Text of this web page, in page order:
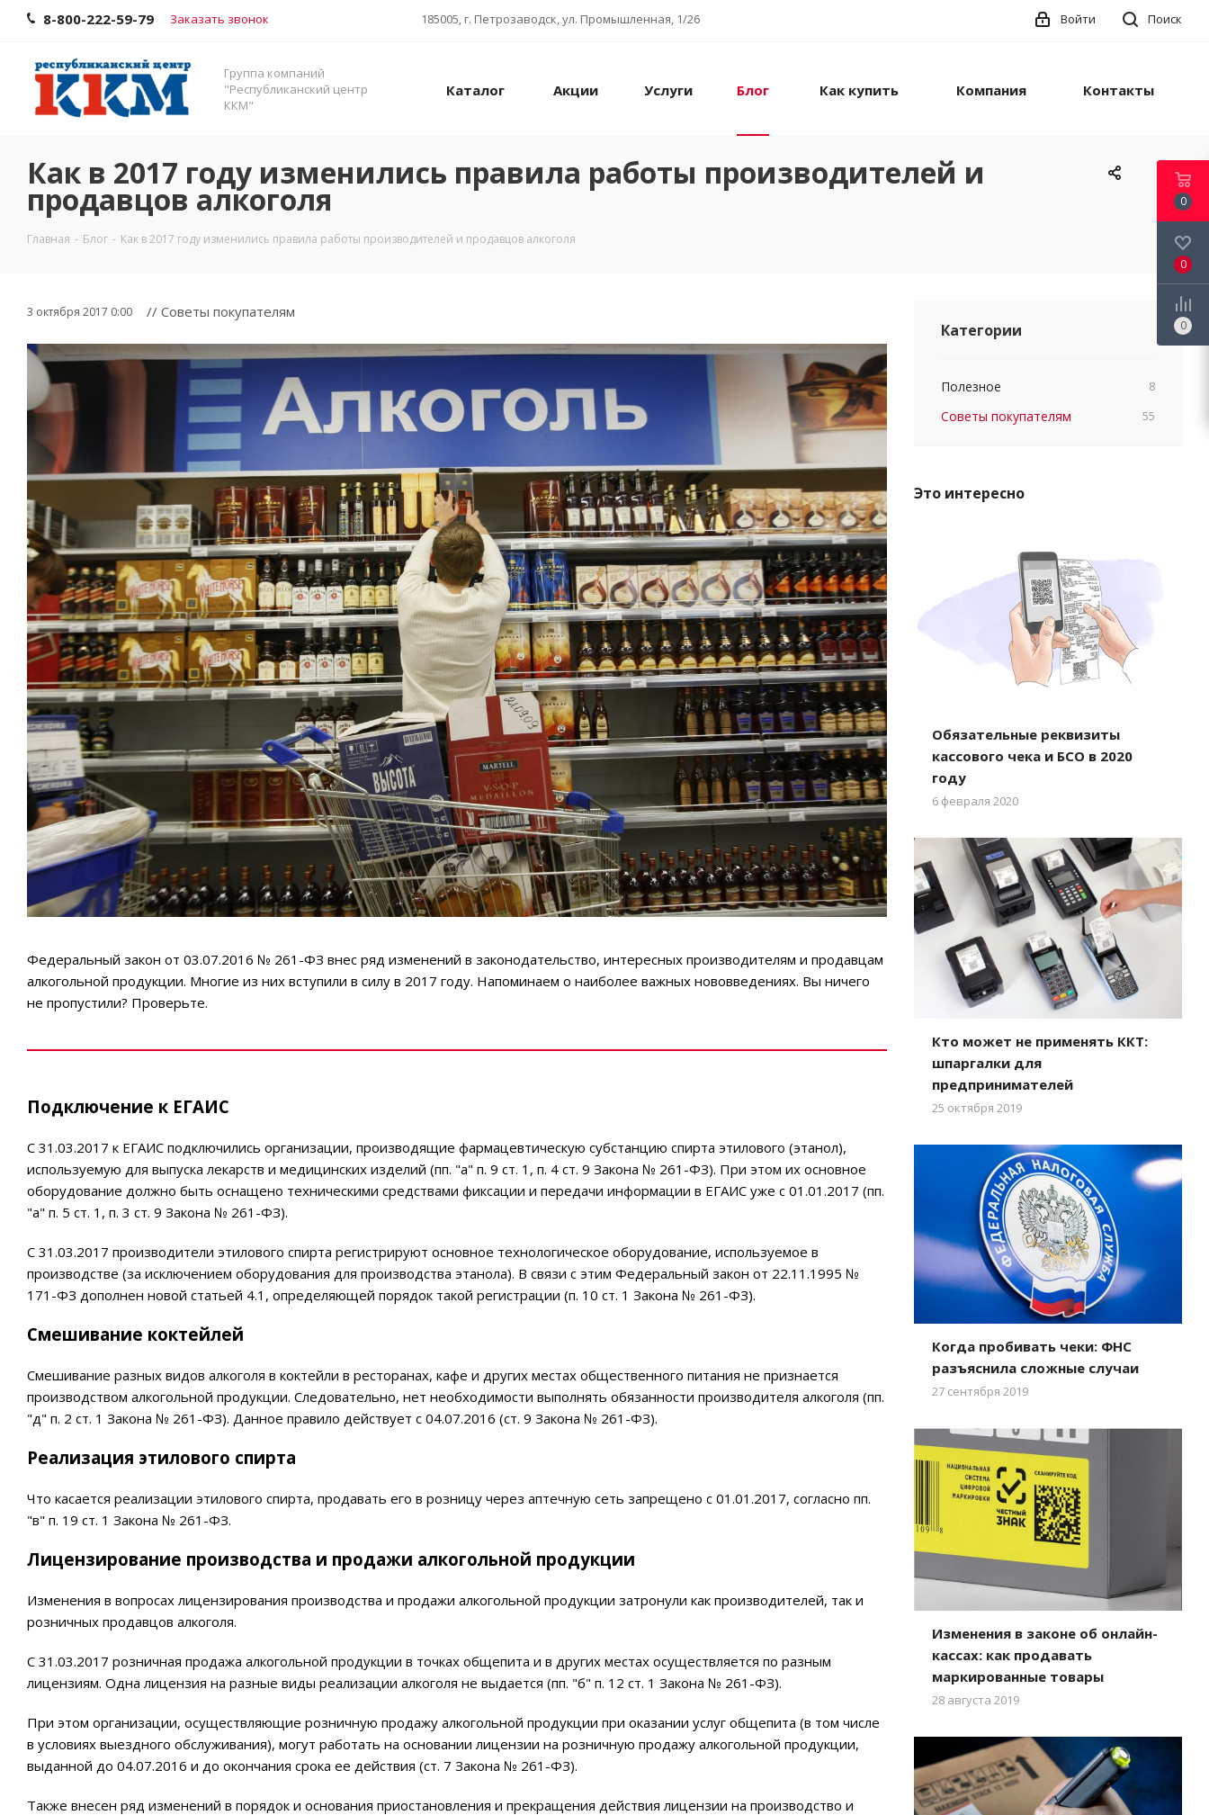
8-800-222-59-79 Заказать звонок 185005, г. Петрозаводск, ул. Промышленная, 1/26 Поиск
Войти
Группа компаний
"Республиканский центр
ККМ"
Каталог Акции Услуги Блог Как купить Компания Контакты
Как в 2017 году изменились правила работы производителей и
продавцов алкоголя
Главная - Блог - Как в 2017 году изменились правила работы производителей и продавцов алкоголя
3 октября 2017 0:00 // Советы покупателям
Федеральный закон от 03.07.2016 № 261-ФЗ внес ряд изменений в законодательство, интересных производителям и продавцам
алкогольной продукции. Многие из них вступили в силу в 2017 году. Напоминаем о наиболее важных нововведениях. Вы ничего
не пропустили? Проверьте.
Подключение к ЕГАИС
C 31.03.2017 к ЕГАИС подключились организации, производящие фармацевтическую субстанцию спирта этилового (этанол),
используемую для выпуска лекарств и медицинских изделий (пп. "а" п. 9 ст. 1, п. 4 ст. 9 Закона № 261-ФЗ). При этом их основное
оборудование должно быть оснащено техническими средствами фиксации и передачи информации в ЕГАИС уже с 01.01.2017 (пп.
"а" п. 5 ст. 1, п. 3 ст. 9 Закона № 261-ФЗ).
С 31.03.2017 производители этилового спирта регистрируют основное технологическое оборудование, используемое в
производстве (за исключением оборудования для производства этанола). В связи с этим Федеральный закон от 22.11.1995 №
171-ФЗ дополнен новой статьей 4.1, определяющей порядок такой регистрации (п. 10 ст. 1 Закона № 261-ФЗ).
Смешивание коктейлей
Смешивание разных видов алкоголя в коктейли в ресторанах, кафе и других местах общественного питания не признается
производством алкогольной продукции. Следовательно, нет необходимости выполнять обязанности производителя алкоголя (пп.
"д" п. 2 ст. 1 Закона № 261-ФЗ). Данное правило действует с 04.07.2016 (ст. 9 Закона № 261-ФЗ).
Реализация этилового спирта
Что касается реализации этилового спирта, продавать его в розницу через аптечную сеть запрещено с 01.01.2017, согласно пп.
"в" п. 19 ст. 1 Закона № 261-ФЗ.
Лицензирование производства и продажи алкогольной продукции
Изменения в вопросах лицензирования производства и продажи алкогольной продукции затронули как производителей, так и
розничных продавцов алкоголя.
С 31.03.2017 розничная продажа алкогольной продукции в точках общепита и в других местах осуществляется по разным
лицензиям. Одна лицензия на разные виды реализации алкоголя не выдается (пп. "б" п. 12 ст. 1 Закона № 261-ФЗ).
При этом организации, осуществляющие розничную продажу алкогольной продукции при оказании услуг общепита (в том числе
в условиях выездного обслуживания), могут работать на основании лицензии на розничную продажу алкогольной продукции,
выданной до 04.07.2016 и до окончания срока ее действия (ст. 7 Закона № 261-ФЗ).
Также внесен ряд изменений в порядок и основания приостановления и прекращения действия лицензии на производство и
Категории
Полезное 8
Советы покупателям 55
Это интересно
Обязательные реквизиты
кассового чека и БСО в 2020
году
6 февраля 2020
Кто может не применять ККТ:
шпаргалки для
предпринимателей
25 октября 2019
Когда пробивать чеки: ФНС
разъяснила сложные случаи
27 сентября 2019
Изменения в законе об онлайн-
кассах: как продавать
маркированные товары
28 августа 2019
0
0
0